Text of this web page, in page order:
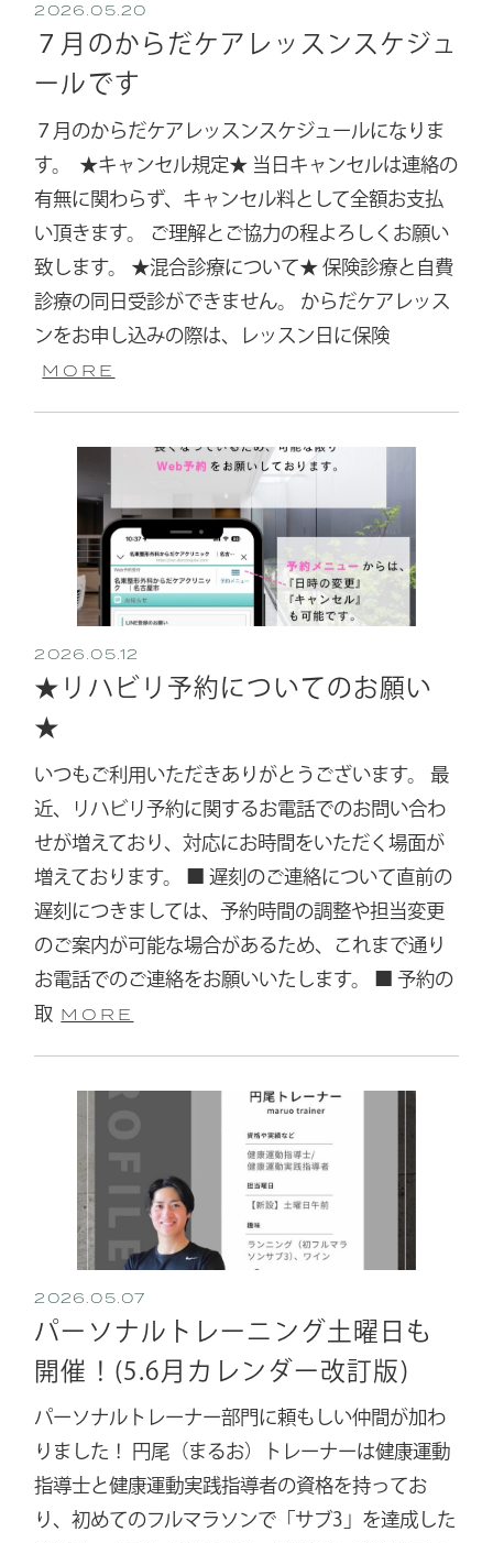
2026.05.20
７月のからだケアレッスンスケジュ
ールです
７月のからだケアレッスンスケジュールになりま
す。 ⁡ ⁡★キャンセル規定★ 当日キャンセルは連絡の
有無に関わらず、キャンセル料として全額お支払
い頂きます。 ご理解とご協力の程よろしくお願い
致します。 ★混合診療について★ 保険診療と自費
診療の同日受診ができません。 からだケアレッス
ンをお申し込みの際は、レッスン日に保険
MORE
2026.05.12
★リハビリ予約についてのお願い
★
いつもご利用いただきありがとうございます。 最
近、リハビリ予約に関するお電話でのお問い合わ
せが増えており、対応にお時間をいただく場面が
増えております。 ■ 遅刻のご連絡について直前の
遅刻につきましては、予約時間の調整や担当変更
のご案内が可能な場合があるため、これまで通り
お電話でのご連絡をお願いいたします。 ■ 予約の
取 MORE
2026.05.07
パーソナルトレーニング土曜日も
開催！(5.6月カレンダー改訂版)
パーソナルトレーナー部門に頼もしい仲間が加わ
りました！ 円尾（まるお）トレーナーは健康運動
指導士と健康運動実践指導者の資格を持ってお
り、初めてのフルマラソンで「サブ3」を達成した